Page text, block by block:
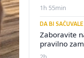
1h 55min
DA BI
Zaboravite
pravilno